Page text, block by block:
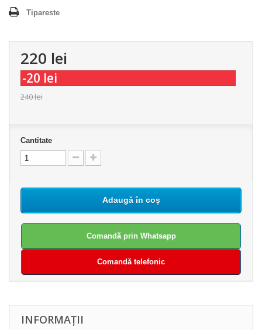
Tipareste
220 lei
-20 lei
240 lei
Cantitate
Adaugă în coș
Comandă prin Whatsapp
Comandă telefonic
INFORMAȚII